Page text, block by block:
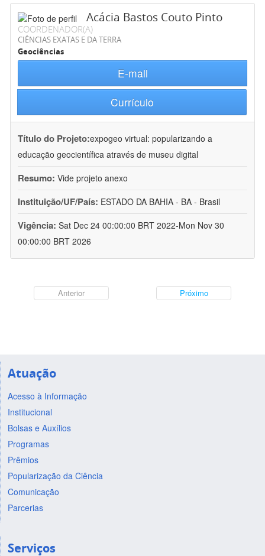
Acácia Bastos Couto Pinto
COORDENADOR(A)
CIÊNCIAS EXATAS E DA TERRA
Geociências
E-mail
Currículo
Título do Projeto:expogeo virtual: popularizando a
educação geocientífica através de museu digital
Resumo: Vide projeto anexo
Instituição/UF/País: ESTADO DA BAHIA - BA - Brasil
Vigência: Sat Dec 24 00:00:00 BRT 2022-Mon Nov 30
00:00:00 BRT 2026
Anterior Próximo
Atuação
Acesso à Informação
Institucional
Bolsas e Auxílios
Programas
Prêmios
Popularização da Ciência
Comunicação
Parcerias
Serviços